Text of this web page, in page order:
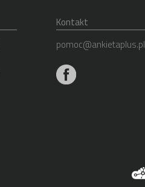
Kontakt
pomoc@ankietaplus.pl